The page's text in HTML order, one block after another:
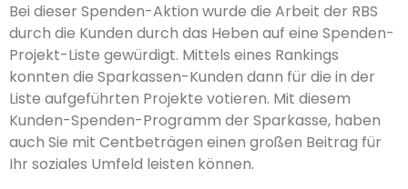
Bei dieser Spenden-Aktion wurde die Arbeit der RBS
durch die Kunden durch das Heben auf eine Spenden-
Projekt-Liste gewürdigt. Mittels eines Rankings
konnten die Sparkassen-Kunden dann für die in der
Liste aufgeführten Projekte votieren. Mit diesem
Kunden-Spenden-Programm der Sparkasse, haben
auch Sie mit Centbeträgen einen großen Beitrag für
Ihr soziales Umfeld leisten können.